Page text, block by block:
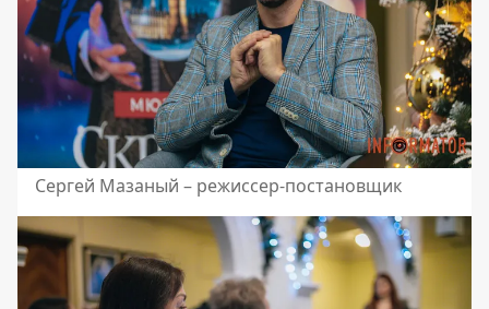
Сергей Мазаный – режиссер-постановщик